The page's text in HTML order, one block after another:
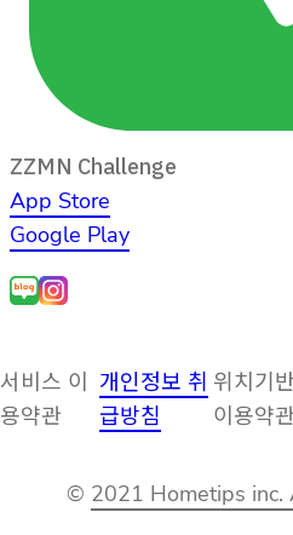
ZZMN Challenge
App Store
Google Play
서비스 이
용약관
개인정보 취
급방침
위치기
이용약
© 2021 Hometips